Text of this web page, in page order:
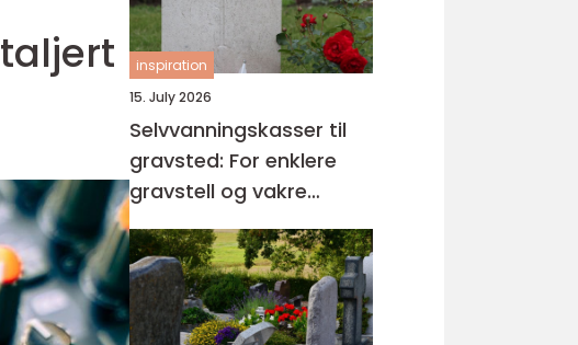
inspiration
15. July 2026
Selvvanningskasser til
gravsted: For enklere
gravstell og vakre
minnesteder